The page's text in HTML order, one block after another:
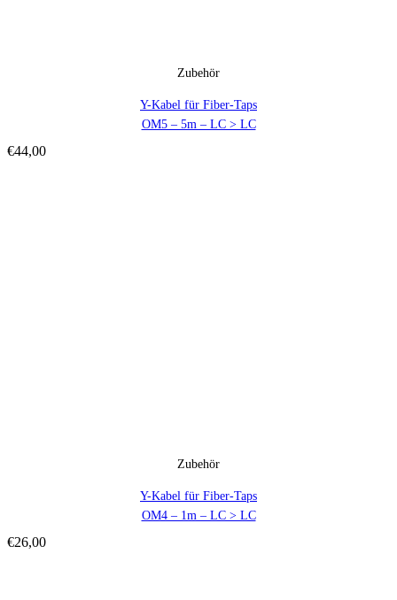
Zubehör
Y-Kabel für Fiber-Taps
OM5 – 5m – LC > LC
€44,00
Zubehör
Y-Kabel für Fiber-Taps
OM4 – 1m – LC > LC
€26,00